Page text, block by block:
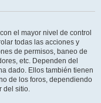
el mayor nivel de control
todas las acciones y
de permisos, baneo de
etc. Dependen del
dado. Ellos también tienen
de los foros, dependiendo
del sitio.